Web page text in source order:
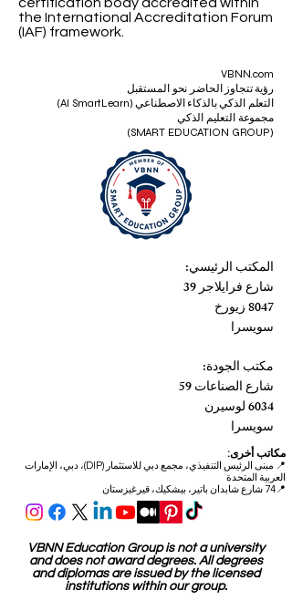
أم أن #التعليم_المدمج يقدم تجربة أكثر توازناً؟ يعتمد
الجواب على طبيعة حياة كل متعلم، ووقته، وأسلوب
© VBNN Smart Education Group.All
rights reserved.
ISO 9001:2015 Quality Management
certification body accredited within
the International Accreditation Forum
(IAF) framework.
VBNN.com
رؤية تتجاوز الحاضر نحو المستقبل
التعلم الذكي بالذكاء الاصطناعي (AI SmartLearn)
مجموعة التعليم الذكي
المكتب الرئيسي:
شارع فرايلاجر 39
8047 زيورخ
سويسرا
مكتب الجودة:
شارع الصناعات 59
6034 لوسيرن
سويسرا
العربية المتحدة